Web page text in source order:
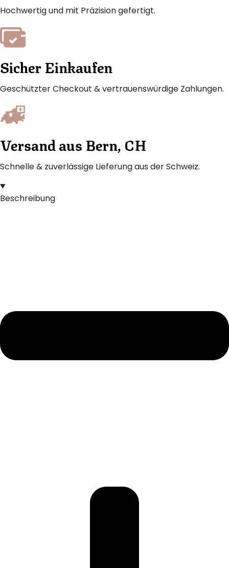
Hochwertig und mit Präzision gefertigt.
Sicher Einkaufen
Geschützter Checkout & vertrauenswürdige Zahlungen.
Versand aus Bern, CH
Schnelle & zuverlässige Lieferung aus der Schweiz.
Beschreibung